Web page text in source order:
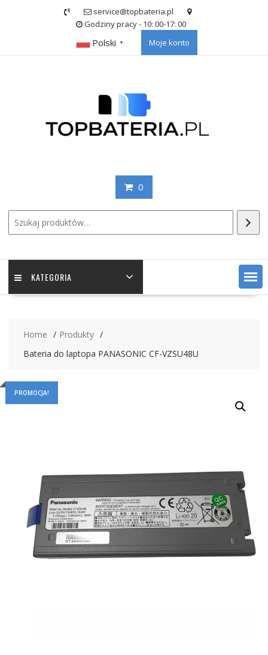
service@topbateria.pl
Godziny pracy - 10: 00-17: 00
Polski ▼ Moje konto
0
KATEGORIA
Home
Produkty
Bateria do laptopa PANASONIC CF-VZSU48U
PROMOCJA!